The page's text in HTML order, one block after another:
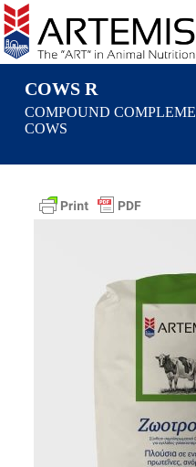
COWS R
COMPOUND
COWS